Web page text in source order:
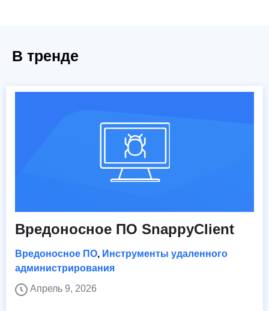
В тренде
Вредоносное ПО SnappyClient
Вредоносное ПО, Инструменты удаленного
администрирования
Апрель 9, 2026